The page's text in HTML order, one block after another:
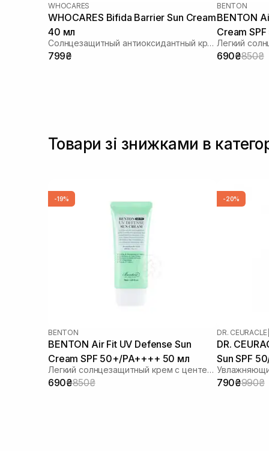
WHOCARES
WHOCARES Bifida Barrier Sun Cream
40 мл
Солнцезащитный антиоксидантный крем
799₴
BENTON
BENTON
Cream
690₴850₴
Товари зі знижками в
-19%
BENTON
BENTON Air Fit UV Defense Sun
Cream SPF 50+/PA++++ 50 мл
Легкий солнцезащитный крем с центеллой
690₴850₴
-20%
DR. CEURACLE
DR.
Sun SPF
790₴990₴